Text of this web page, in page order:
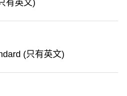
有英文)
(只有英文)